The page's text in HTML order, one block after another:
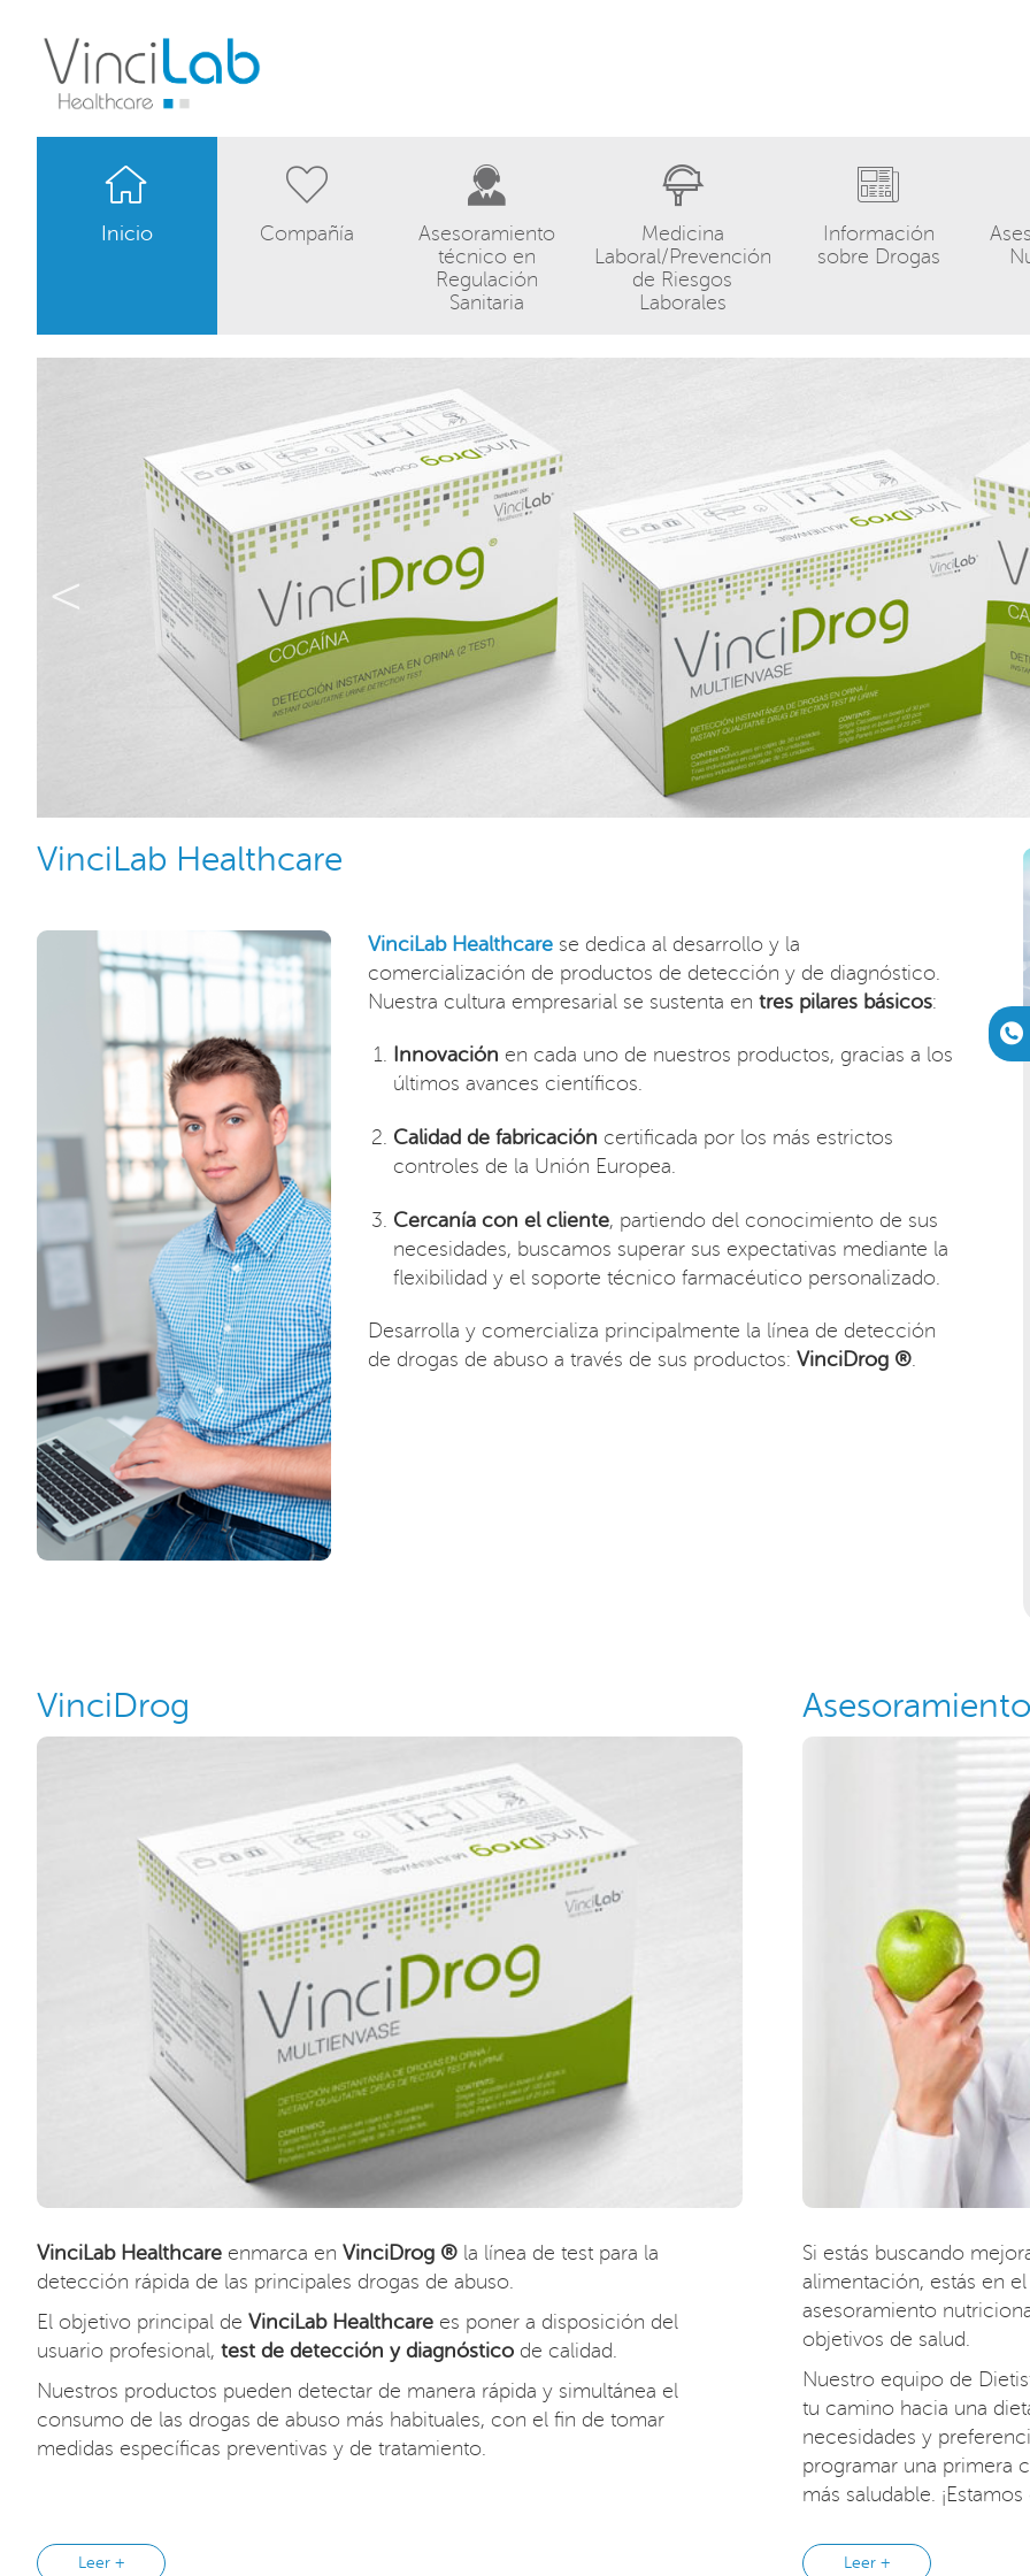
Inicio Compañía
Asesoramiento
técnico en
Regulación
Sanitaria
Medicina
Laboral/Prevención
de Riesgos
Laborales
Información
sobre Drogas
<
VinciLab Healthcare
VinciLab Healthcare se dedica al desarrollo y la
comercialización de productos de detección y de diagnóstico.
Nuestra cultura empresarial se sustenta en tres pilares básicos:
Innovación en cada uno de nuestros productos, gracias a los
últimos avances científicos.
Calidad de fabricación certificada por los más estrictos
controles de la Unión Europea.
Cercanía con el cliente, partiendo del conocimiento de sus
necesidades, buscamos superar sus expectativas mediante la
flexibilidad y el soporte técnico farmacéutico personalizado.
Desarrolla y comercializa principalmente la línea de detección
de drogas de abuso a través de sus productos: VinciDrog ®.
VinciDrog
VinciLab Healthcare enmarca en VinciDrog ® la línea de test para la
detección rápida de las principales drogas de abuso.
El objetivo principal de VinciLab Healthcare es poner a disposición del
usuario profesional, test de detección y diagnóstico de calidad.
Nuestros productos pueden detectar de manera rápida y simultánea el
consumo de las drogas de abuso más habituales, con el fin de tomar
medidas específicas preventivas y de tratamiento.
Leer +
Si estás buscando
alimentación, estás en
asesoramiento
objetivos de salud.
Nuestro equipo de
tu camino hacia una
necesidades y
programar una primera
más saludable.
Leer +